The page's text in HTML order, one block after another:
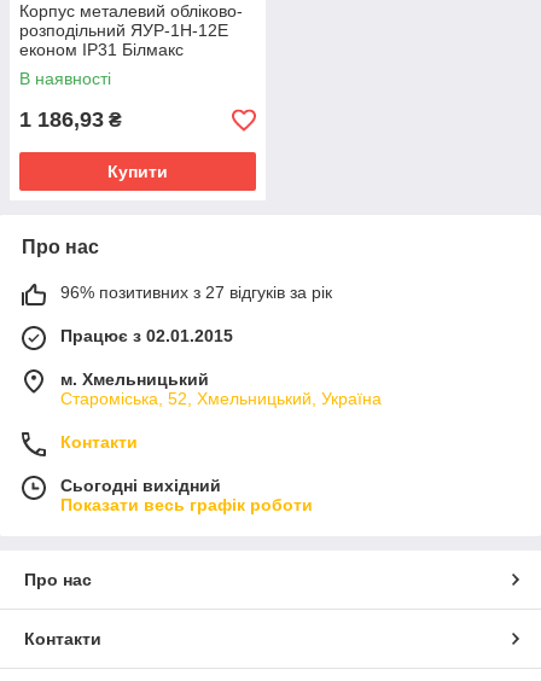
Корпус металевий обліково-
розподільний ЯУР-1Н-12Е
економ IP31 Білмакс
Б00020602
В наявності
1 186,93 ₴
Купити
Про нас
96% позитивних з 27 відгуків за рік
Працює з 02.01.2015
м. Хмельницький
Староміська, 52, Хмельницький, Україна
Контакти
Сьогодні вихідний
Показати весь графік роботи
Про нас
Контакти